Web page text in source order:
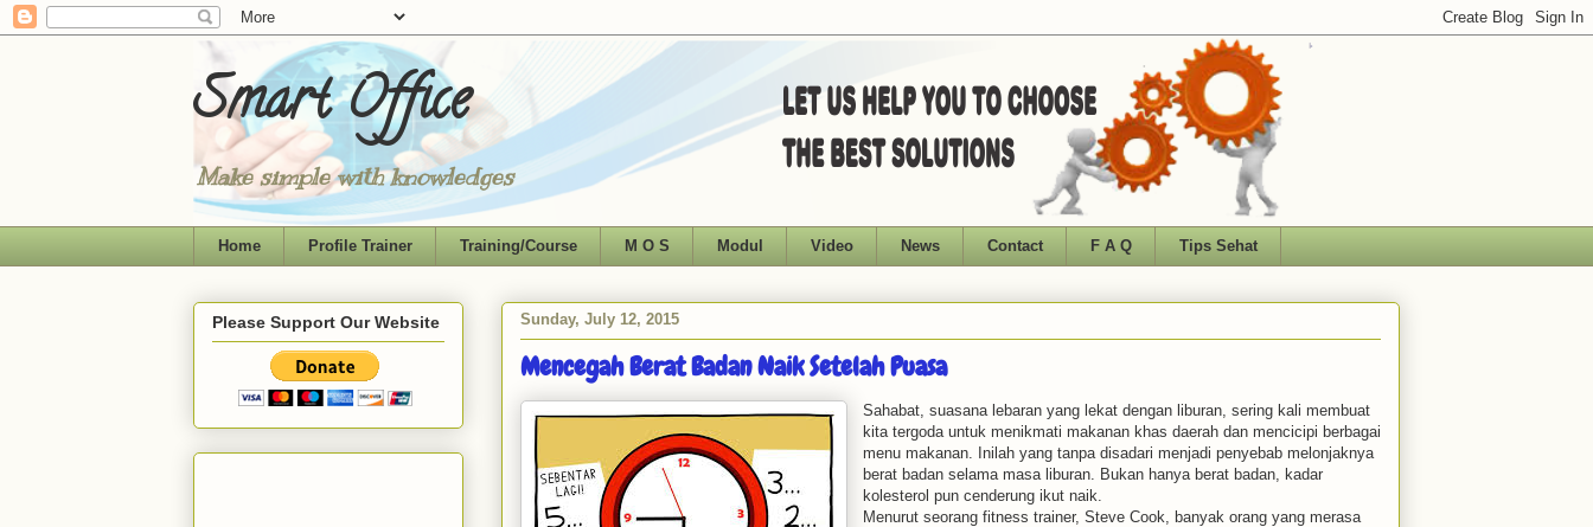
Smart Office
Make simple with knowledges
Home Profile Trainer Training/Course M O S Modul Video News Contact F A Q Tips Sehat
Sunday, July 12, 2015
Mencegah Berat Badan Naik Setelah Puasa
Sahabat, suasana lebaran yang lekat dengan liburan, sering kali membuat
kita tergoda untuk menikmati makanan khas daerah dan mencicipi berbagai
menu makanan. Inilah yang tanpa disadari menjadi penyebab melonjaknya
berat badan selama masa liburan. Bukan hanya berat badan, kadar
kolesterol pun cenderung ikut naik.
Menurut seorang fitness trainer, Steve Cook, banyak orang yang merasa
Please Support Our Website